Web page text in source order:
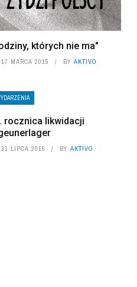
których nie ma"
17 MARCA 2015 BYAKTIVO
rocznica likwidacji
31 LIPCA 2015 BYAKTIVO